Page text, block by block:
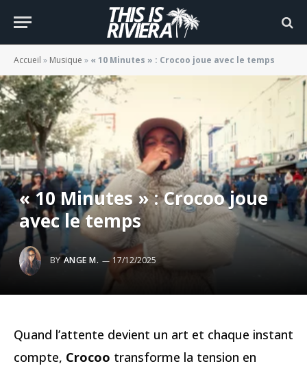
Accueil » Musique » « 10 Minutes » : Crocoo joue avec le temps
« 10 Minutes » : Crocoo joue
avec le temps
BY ANGE M. 17/12/2025
Quand l’attente devient un art et chaque instant
compte, Crocoo transforme la tension en